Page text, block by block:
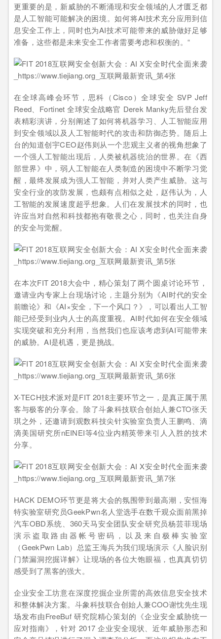
更重要的是，新威胁的不断涌现和安全领域的人才匮乏都
是人工智能可能解决的困境。如何将AI技术充分应用到信
息安全工作上，同时也为AI技术可能带来的威胁做好足够
准备，这些都是未来安全工作者需要考虑和权衡的。“
在全球高峰会环节，思科（Cisco）全球安全 SVP Jeff
Reed、Fortinet 全球安全战略官 Derek Manky先后登台发
表精彩演讲，分别阐述了如何将机器学习、人工智能应用
到安全领域以及人工智能时代的攻击和防御态势。随后上
台的知道创宇CEO赵伟则从一个悲观主义者的视角想象了
一个强人工智能出现后，人类被机器统治的世界。在《西
部世界》中，弱人工智能在人类制造的困境中不断学习觉
醒，最终发展成为强人工智能，并对人类产生威胁。这与
安全行业的攻防发展，也颇有点相似之处，赵伟认为，人
工智能的发展速度超乎想象。人们在发展技术的同时，也
许应当对自然和科技都抱有敬畏之心，同时，也关注自身
的安全与觉醒。
在本次FIT 2018大会中，精心策划了两个圆桌讨论环节，
邀请业内专家上台现场讨论，主题分别为《AI时代的安全
前瞻论》和《AI×安全，下一个风口？》，可以看出人工智
能已经受到业内人士的高度重视。AI时代如何在安全领域
实现突破和充分利用，当然我们也应该考虑到AI可能带来
的威胁。AI是机遇，更是挑战。
X-TECH技术派对是FIT 2018主要环节之一，是真正属于黑
客与极客的分享会。除了斗象科技联合创始人兼CTO张天
琪之外，还邀请到观数科技尖针实验室负责人王鹏鸣、滴
滴美国研究所nEINEI等4位业内精英带来引人入胜的技术
分享。
HACK DEMO环节更是将大会的氛围带到最高潮，安恒海
特实验室研究员GeekPwn名人堂选手在数千观众面前黑掉
汽车OBD系统、360天马安全团队安全研究员杨芸菲现场
演示盗取路由器帐号密码，以及来自极棒实验室
（GeekPwn Lab）总监王海兵为我们现场演示《人脸识别
门禁漏洞挖掘详解》让现场的各位大饱眼福，也真真切切
感受到了黑客的强大。
企业安全工坊意在深度挖掘企业所需的高效信息安全技术
和整体解决方案。斗象科技联合创始人兼COO谢忱先生现
场发布由FreeBuf 研究院精心策划的《企业安全威胁统一
应对指南》，针对 2017 企业安全现状、近年威胁形态和